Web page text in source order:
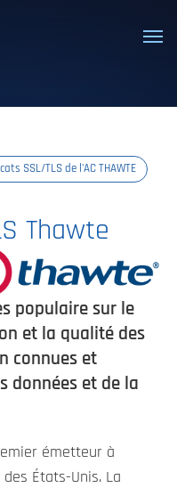
SSL/TLS de confiance
SSL/TLS de l'AC THAWTE
Thawte
populaire sur le
et la qualité des
connues et
données et de la
émetteur à
États-Unis. La